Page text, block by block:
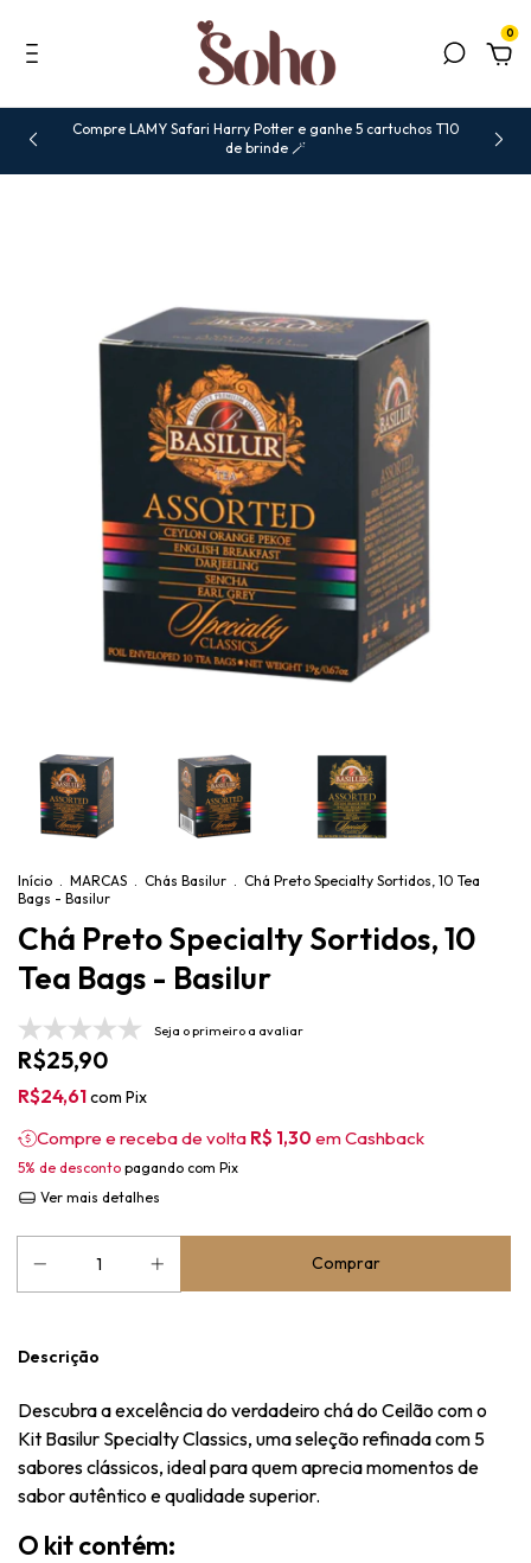
0
Compre LAMY Safari Harry Potter e ganhe 5 cartuchos T10
de brinde 🪄
Início . MARCAS . Chás Basilur . Chá Preto Specialty Sortidos, 10 Tea
Bags - Basilur
Chá Preto Specialty Sortidos, 10
Tea Bags - Basilur
Seja o primeiro a avaliar
R$25,90
R$24,61com Pix
Compre e receba de volta R$ 1,30 em Cashback
5% de desconto pagando com Pix
Ver mais detalhes
Descrição
Descubra a excelência do verdadeiro chá do Ceilão com o
Kit Basilur Specialty Classics, uma seleção refinada com 5
sabores clássicos, ideal para quem aprecia momentos de
sabor autêntico e qualidade superior.
O kit contém: